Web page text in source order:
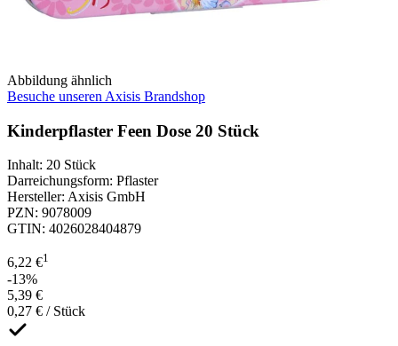
Abbildung ähnlich
Besuche unseren Axisis Brandshop
Kinderpflaster Feen Dose 20 Stück
Inhalt: 20 Stück
Darreichungsform: Pflaster
Hersteller: Axisis GmbH
PZN: 9078009
GTIN: 4026028404879
6,22 €1
-13%
5,39 €
0,27 € / Stück